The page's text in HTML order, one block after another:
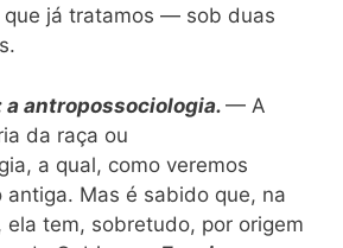
que já tratamos — sob duas
a antropossociologia. — A
da raça ou
a qual, como veremos
antiga. Mas é sabido que, na
ela tem, sobretudo, por origem